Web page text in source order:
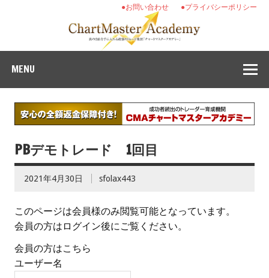
●プライバシーポリシー
●お問い合わせ
MENU
PBデモトレード 1回目
2021年4月30日 sfolax443
このページは会員様のみ閲覧可能となっています。
会員の方はログイン後にご覧ください。
会員の方はこちら
ユーザー名